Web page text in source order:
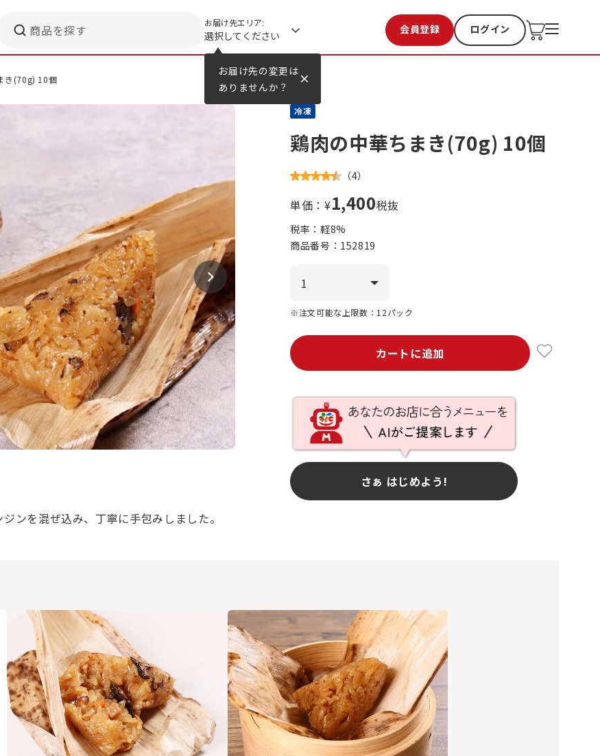
お届け先の変更は
ありませんか？
商品を探す お届け先エリア:
選択してください 会員登録 ログイン
お気に入り 過去購入
き(70g) 10個
冷凍
鶏肉の中華ちまき(70g) 10個
（4）
単価：¥1,400税抜
税率：軽8%
商品番号： 152819
※注文可能な上限数：12パック
カートに追加
さぁ はじめよう!
ンを混ぜ込み、丁寧に手包みしました。